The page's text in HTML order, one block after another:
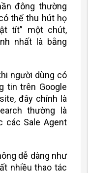
đông thường
thể thu hút họ
tít” một chút,
nhất là bằng
người dùng có
tin trên Google
đây chính là
thường là
các Sale Agent
dễ dàng như
nhiều thao tác